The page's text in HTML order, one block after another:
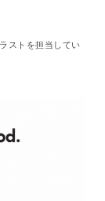
ストを担当してい